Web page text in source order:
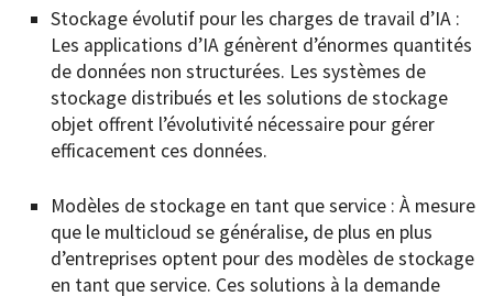
Stockage évolutif pour les charges de travail d’IA :
Les applications d’IA génèrent d’énormes quantités
de données non structurées. Les systèmes de
stockage distribués et les solutions de stockage
objet offrent l’évolutivité nécessaire pour gérer
efficacement ces données.
Modèles de stockage en tant que service : À mesure
que le multicloud se généralise, de plus en plus
d’entreprises optent pour des modèles de stockage
en tant que service. Ces solutions à la demande